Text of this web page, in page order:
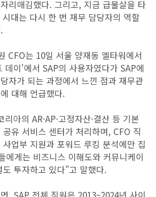
리매김했다. 그리고, 지금 급물살을 타
대는 다시 한 번 재무 담당자의 역할
CFO는 10일 서울 양재동 엘타워에서
데이'에서 SAP의 사용자였다가 SAP에
자가 되는 과정에서 느낀 점과 재무관
대해 언급했다.
아의 AR·AP·고정자산·결산 등 기본
유 서비스 센터가 처리하며, CFO 직
업부 지원과 포워드 루킹 분석에만 집
에게는 비즈니스 이해도와 커뮤니케이
투자하고 있다”고 말했다.